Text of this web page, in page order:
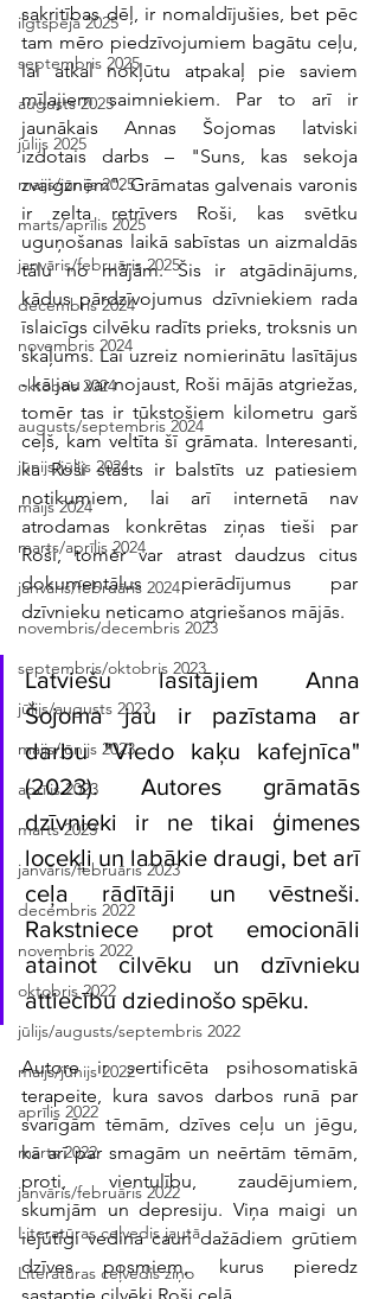
ilgtspēja 2025
septembris 2025
augusts 2025
jūlijs 2025
maijs/jūnijs 2025
marts/aprīlis 2025
janvāris/februāris 2025
decembris 2024
novembris 2024
oktobris 2024
augusts/septembris 2024
jūnijs/jūlijs 2024
maijs 2024
marts/aprīlis 2024
janvāris/februāris 2024
novembris/decembris 2023
septembris/oktobris 2023
jūlijs/augusts 2023
maijs/jūnijs 2023
aprīlis 2023
marts 2023
janvāris/februāris 2023
decembris 2022
novembris 2022
oktobris 2022
jūlijs/augusts/septembris 2022
maijs/jūnijs 2022
aprīlis 2022
marts 2022
janvāris/februāris 2022
Literatūras ceļvedis jautā
Literatūras ceļvedis ziņo
sakritības dēļ, ir nomaldījušies, bet pēc
tam mēro piedzīvojumiem bagātu ceļu,
lai atkal nokļūtu atpakaļ pie saviem
mīļajiem saimniekiem. Par to arī ir
jaunākais Annas Šojomas latviski
izdotais darbs –
"Suns, kas sekoja
zvaigznēm". Grāmatas galvenais varonis
ir zelta retrīvers Roši, kas svētku
uguņošanas laikā sabīstas un aizmaldās
tālu no mājām. Šis ir atgādinājums,
kādus pārdzīvojumus dzīvniekiem rada
īslaicīgs cilvēku radīts prieks, troksnis un
skaļums. Lai uzreiz nomierinātu lasītājus
- kā jau var nojaust, Roši mājās atgriežas,
tomēr tas ir tūkstošiem kilometru garš
ceļš, kam veltīta šī grāmata. Interesanti,
ka Roši stāsts ir balstīts uz patiesiem
notikumiem, lai arī internetā nav
atrodamas konkrētas ziņas tieši par
Roši, tomēr var atrast daudzus citus
dokumentālus pierādījumus par
dzīvnieku neticamo atgriešanos mājās.
Latviešu lasītājiem Anna
Šojoma jau ir pazīstama ar
darbu "Viedo kaķu kafejnīca"
(2023). Autores grāmatās
dzīvnieki ir ne tikai ģimenes
locekļi un labākie draugi, bet arī
ceļa rādītāji un vēstneši.
Rakstniece prot emocionāli
atainot cilvēku un dzīvnieku
attiecību dziedinošo spēku.
Autore ir sertificēta psihosomatiskā
terapeite, kura savos darbos runā par
svarīgām tēmām, dzīves ceļu un jēgu,
kā arī par smagām un neērtām tēmām,
proti, vientulību, zaudējumiem,
skumjām un depresiju. Viņa maigi un
iejūtīgi vedina cauri dažādiem grūtiem
dzīves posmiem, kurus pieredz